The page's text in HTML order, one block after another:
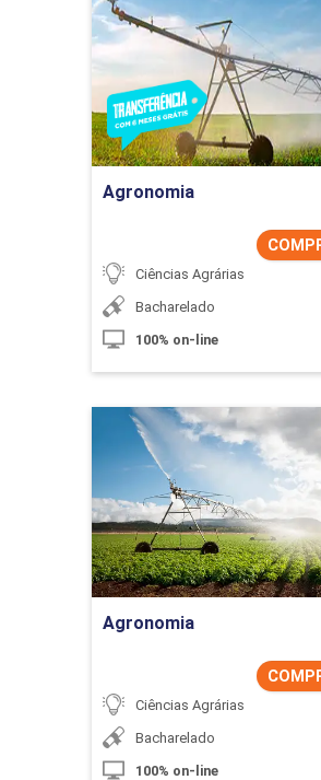
Agronomia
Ciências Agrárias
Bacharelado
100% on-line
Detalhes do
Agronomia
Ciências Agrárias
Bacharelado
100% on-line
Detalhes do
Comprar